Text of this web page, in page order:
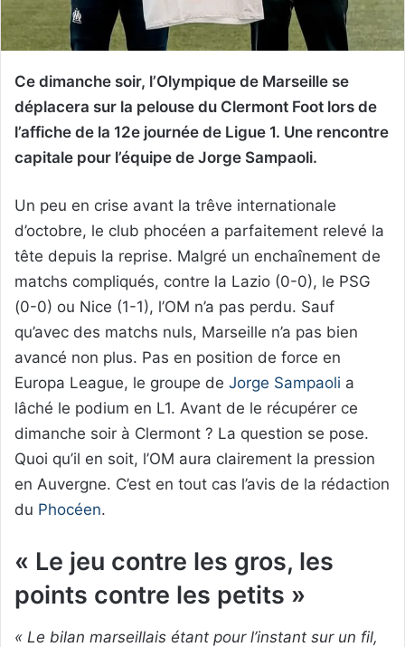
Ce dimanche soir, l’Olympique de Marseille se
déplacera sur la pelouse du Clermont Foot lors de
l’affiche de la 12e journée de Ligue 1. Une rencontre
capitale pour l’équipe de Jorge Sampaoli.
Un peu en crise avant la trêve internationale
d’octobre, le club phocéen a parfaitement relevé la
tête depuis la reprise. Malgré un enchaînement de
matchs compliqués, contre la Lazio (0-0), le PSG
(0-0) ou Nice (1-1), l’OM n’a pas perdu. Sauf
qu’avec des matchs nuls, Marseille n’a pas bien
avancé non plus. Pas en position de force en
Europa League, le groupe de Jorge Sampaoli a
lâché le podium en L1. Avant de le récupérer ce
dimanche soir à Clermont ? La question se pose.
Quoi qu’il en soit, l’OM aura clairement la pression
en Auvergne. C’est en tout cas l’avis de la rédaction
du Phocéen.
« Le jeu contre les gros, les
points contre les petits »
« Le bilan marseillais étant pour l’instant sur un fil,